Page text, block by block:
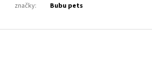
značky: Bubu pets